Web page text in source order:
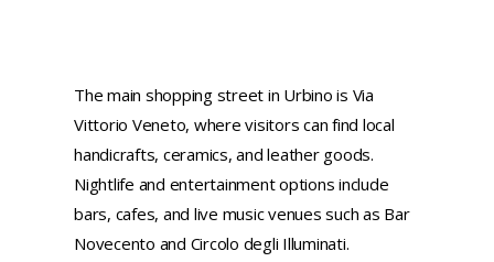
The main shopping street in Urbino is Via
Vittorio Veneto, where visitors can find local
handicrafts, ceramics, and leather goods.
Nightlife and entertainment options include
bars, cafes, and live music venues such as Bar
Novecento and Circolo degli Illuminati.